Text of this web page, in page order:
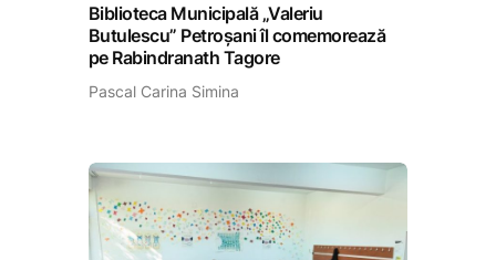
Biblioteca Municipală „Valeriu
Butulescu” Petroșani îl comemorează
pe Rabindranath Tagore
Pascal Carina Simina